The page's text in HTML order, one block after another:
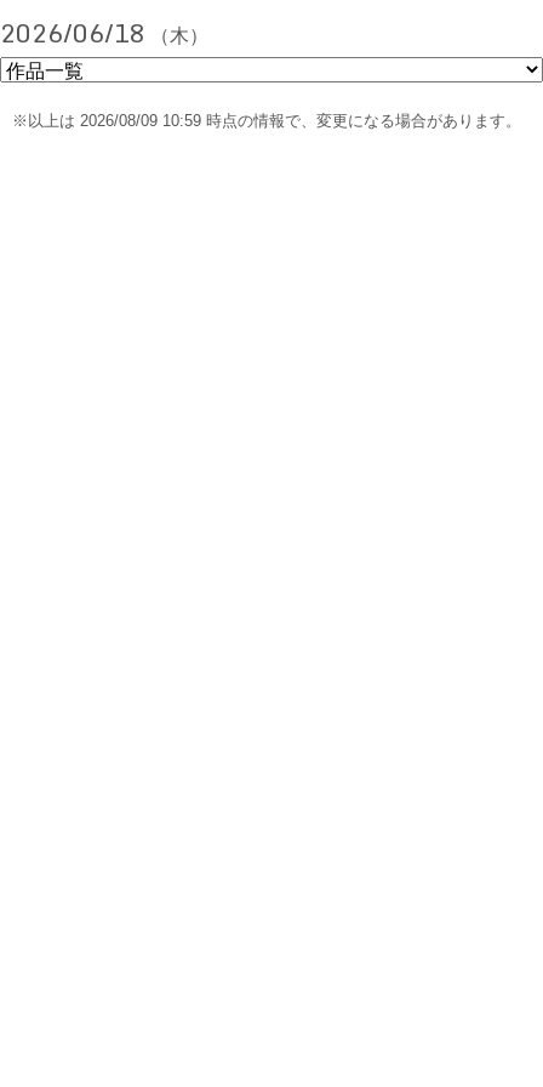
2026/06/18 （木）
※以上は 2026/08/09 10:59 時点の情報で、変更になる場合があります。